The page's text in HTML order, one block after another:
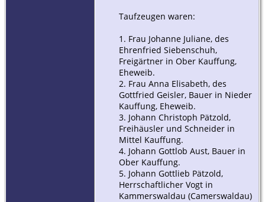
Taufzeugen waren:
1. Frau Johanne Juliane, des
Ehrenfried Siebenschuh,
Freigärtner in Ober Kauffung,
Eheweib.
2. Frau Anna Elisabeth, des
Gottfried Geisler, Bauer in Nieder
Kauffung, Eheweib.
3. Johann Christoph Pätzold,
Freihäusler und Schneider in
Mittel Kauffung.
4. Johann Gottlob Aust, Bauer in
Ober Kauffung.
5. Johann Gottlieb Pätzold,
Herrschaftlicher Vogt in
Kammerswaldau (Camerswaldau)